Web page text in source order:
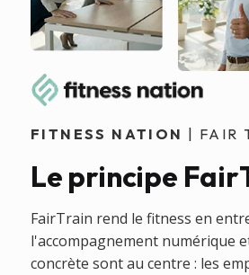
FITNESS NATION | FAIR
Le principe
FairTrain rend le fitness en
l'accompagnement numérique
concrète sont au centre : les